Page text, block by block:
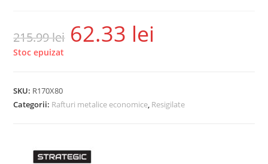
215.99lei 62.33 lei
Stoc epuizat
SKU: R170X80
Categorii: Rafturi metalice economice, Resigilate